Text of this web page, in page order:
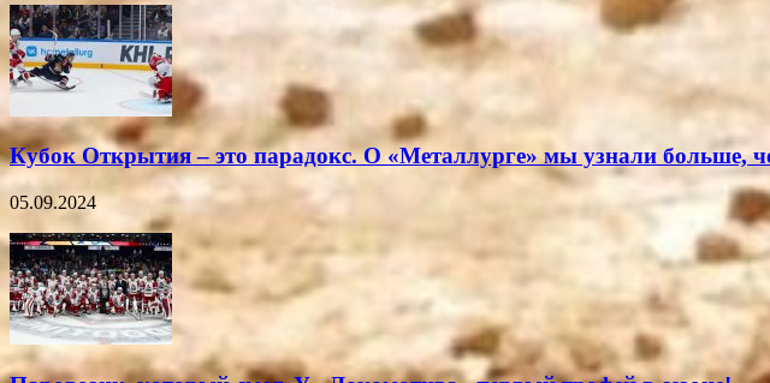
Кубок Открытия – это парадокс. О «Металлурге» мы узнали больше,
05.09.2024